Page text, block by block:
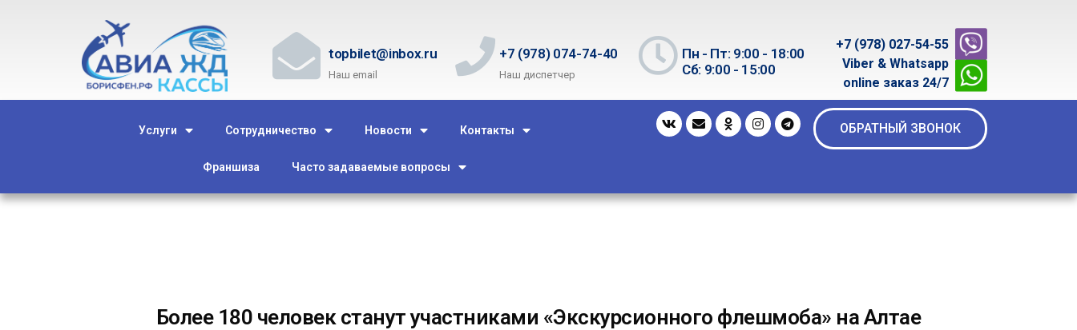
topbilet@inbox.ru
Наш email
+7 (978) 074-74-40
Наш диспетчер
Пн - Пт: 9:00 - 18:00
Сб: 9:00 - 15:00
+7 (978) 027-54-55
Viber & Whatsapp
online заказ 24/7
Услуги Сотрудничество Новости Контакты
Франшиза Часто задаваемые вопросы
ОБРАТНЫЙ ЗВОНОК
Более 180 человек станут участниками «Экскурсионного флешмоба» на Алтае